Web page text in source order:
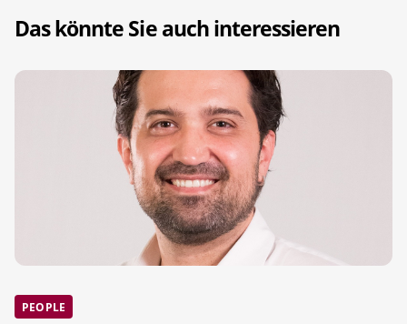
Das könnte Sie auch interessieren
PEOPLE